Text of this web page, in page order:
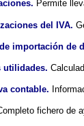
. Permite
del IVA.
importación de
utilidades.
contable.
fichero de